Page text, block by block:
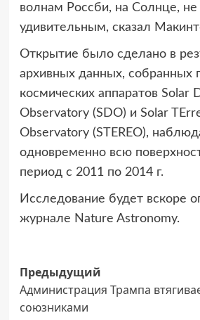
волнам Россби, на Солнце, не
удивительным, сказал
Открытие было сделано в
архивных данных, собранных
космических аппаратов Solar
Observatory (SDO) и Solar
Observatory (STEREO),
одновременно всю
период с 2011 по 2014 г.
Исследование будет вскоре
журнале Nature Astronomy.
Навигация
записи
Предыдущий
Администрация Трампа
союзниками